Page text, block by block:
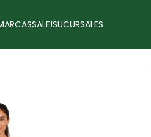
SALE!SUCURSALES